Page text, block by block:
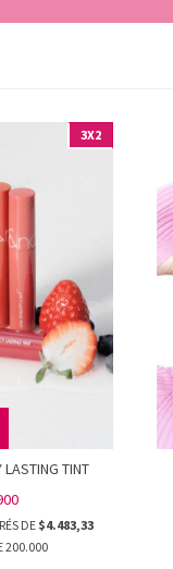
3X2
TINT
DE $4.483,33